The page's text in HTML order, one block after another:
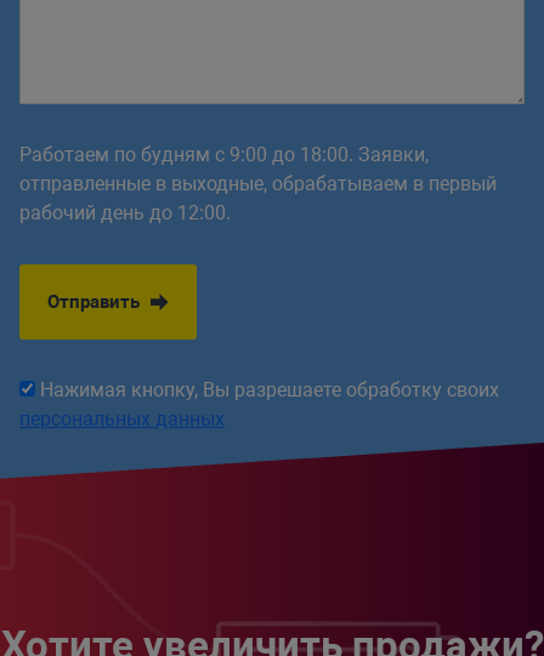
Работаем по будням с 9:00 до 18:00. Заявки,
отправленные в выходные, обрабатываем в первый
рабочий день до 12:00.
Отправить
Нажимая кнопку, Вы разрешаете обработку своих
персональных данных
Хотите увеличить продажи?